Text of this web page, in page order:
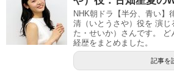
NHK朝ドラ【半分、青い】
清（いとうさや）役を 演じ
た・せいか）さんです。
経歴をまとめました。
記事を